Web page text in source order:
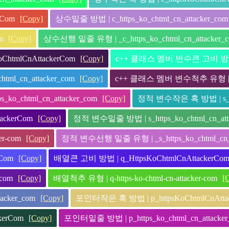
[Copy] 상수밑줄 방법 | c_https_ko_chtml_cn_attacker_com
[Copy] 상수선행 밑줄 유형 |
[Copy] c++ 클래스 멤버 변수큰 고비
[Copy] c++ 클래스 멤버 변수척추 유형 |
[Copy] 정적 변수작은 혹 방법 |
[Copy] 정적 변수밑줄 방법 |
com [Copy] 정적 변수선행 밑줄 유형 |
[Copy] 배열큰 고비 방법 | q_HttpsKoChtmlCnAttackerCom
[Copy] 배열척추 유형 | q-https-ko-chtml-cn-attacker-com
[Copy] 포인터작은 혹 방법 |
[Copy] 포인터밑줄 방법 |